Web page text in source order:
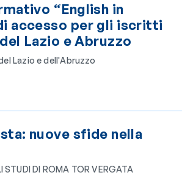
“English in
accesso per gli iscritti
Lazio e Abruzzo
Lazio e dell'Abruzzo
nuove sfide nella
STUDI DI ROMA TOR VERGATA